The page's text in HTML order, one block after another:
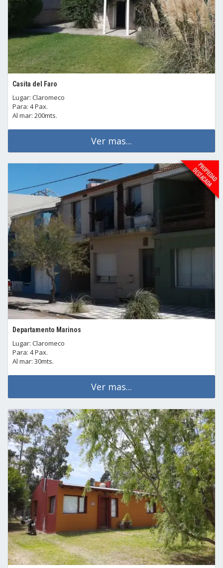
Casita del Faro
Lugar: Claromeco
Para: 4 Pax.
Al mar: 200mts.
Ver mas...
Departamento Marinos
Lugar: Claromeco
Para: 4 Pax.
Al mar: 30mts.
Ver mas...